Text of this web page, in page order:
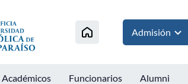
al contenido
Admisión
Académicos Funcionarios Alumni